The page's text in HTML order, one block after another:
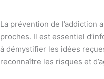
La prévention de l’addiction
proches. Il est essentiel
à démystifier les idées
reconnaître les risques et